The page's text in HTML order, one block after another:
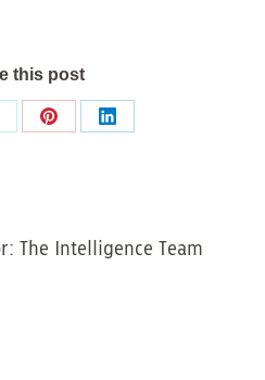
this post
Share
Share
The Intelligence Team